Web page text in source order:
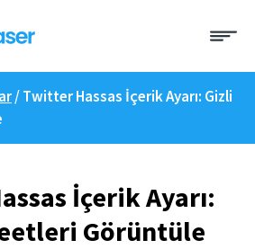
/Twitter Hassas İçerik Ayarı: Gizli
İçerik Ayarı:
Görüntüle